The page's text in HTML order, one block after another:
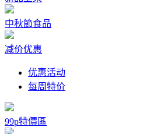
中秋節食品
减价优惠
优惠活动
每周特价
99p特價區